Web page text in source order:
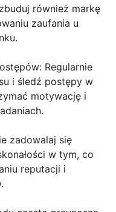
również markę
zaufania u
Regularnie
i śledź postępy w
motywację i
zadowalaj się
w tym, co
reputacji i